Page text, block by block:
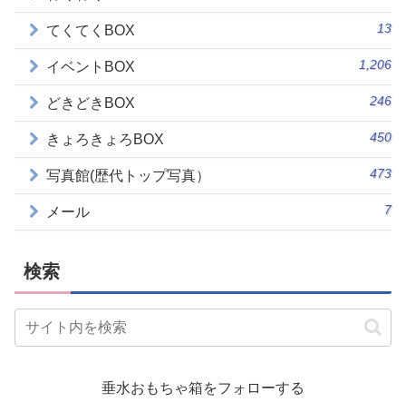
てくてくBOX 13
イベントBOX 1,206
どきどきBOX 246
きょろきょろBOX 450
写真館(歴代トップ写真） 473
メール 7
検索
垂水おもちゃ箱をフォローする